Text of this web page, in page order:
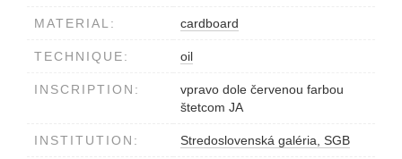
MATERIAL: cardboard
TECHNIQUE: oil
INSCRIPTION:
vpravo dole červenou farbou
štetcom JA
INSTITUTION: Stredoslovenská galéria, SGB